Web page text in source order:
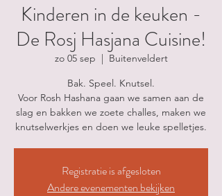
Kinderen in de keuken -
De Rosj Hasjana Cuisine!
zo 05 sep
  |
Buitenveldert
Bak. Speel. Knutsel.
Voor Rosh Hashana gaan we samen aan de
slag en bakken we zoete challes, maken we
knutselwerkjes en doen we leuke spelletjes.
Registratie is afgesloten
Andere evenementen bekijken